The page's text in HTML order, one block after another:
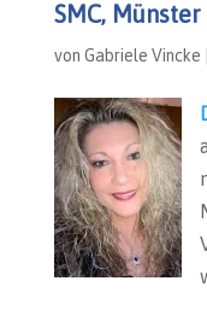
SMC, Münster
von Gabriele Vincke